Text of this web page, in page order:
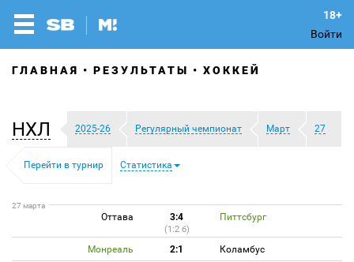
Войти
ГЛАВНАЯ РЕЗУЛЬТАТЫ ХОККЕЙ
НХЛ 2025-26 Регулярный чемпионат Март 27
Перейти в турнир Статистика
27 марта
Оттава 3:4 Питтсбург
(1:2 б)
Монреаль 2:1 Коламбус